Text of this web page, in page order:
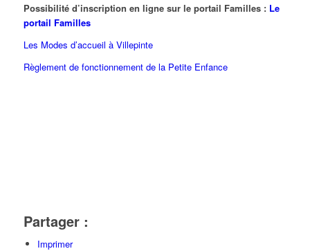
Possibilité d’inscription en ligne sur le portail Familles : Le
portail Familles
Les Modes d’accueil à Villepinte
Règlement de fonctionnement de la Petite Enfance
Partager :
Imprimer